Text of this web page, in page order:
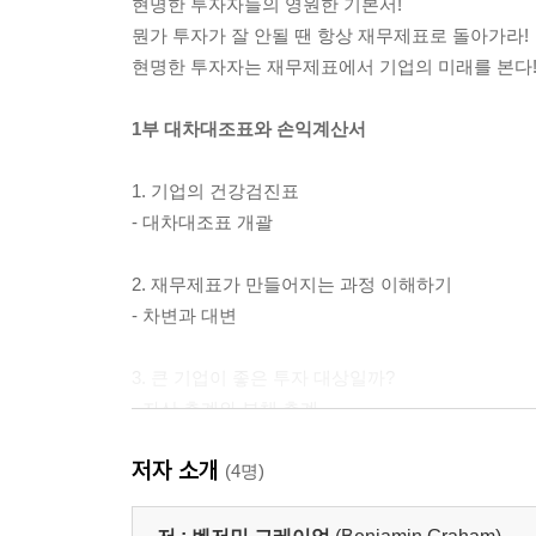
현명한 투자자들의 영원한 기본서!
뭔가 투자가 잘 안될 땐 항상 재무제표로 돌아가라!
현명한 투자자는 재무제표에서 기업의 미래를 본다!
1부 대차대조표와 손익계산서
1. 기업의 건강검진표
- 대차대조표 개괄
2. 재무제표가 만들어지는 과정 이해하기
- 차변과 대변
- 자산 총계와 부채 총계
4. 주주의 몫은 얼마일까?
- 자본금과 잉여금
저자 소개 (4명)